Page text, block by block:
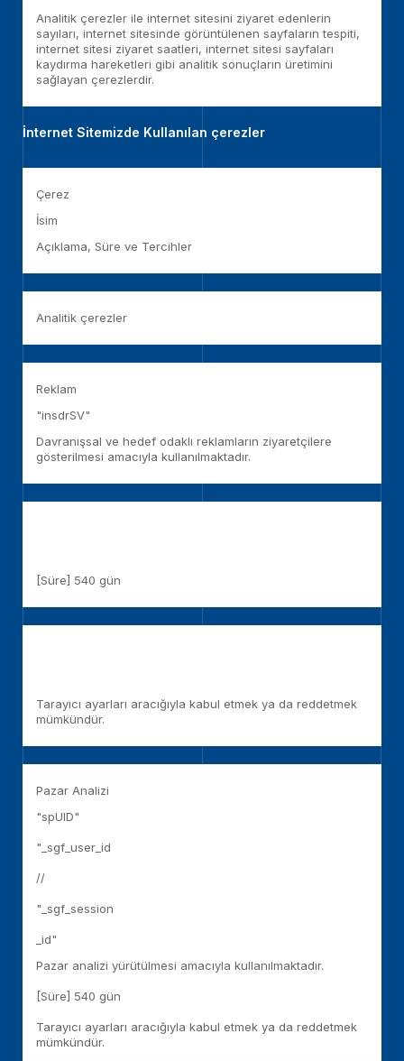
Analitik çerezler ile internet sitesini ziyaret edenlerin
sayıları, internet sitesinde görüntülenen sayfaların tespiti,
internet sitesi ziyaret saatleri, internet sitesi sayfaları
kaydırma hareketleri gibi analitik sonuçların üretimini
sağlayan çerezlerdir.
İnternet Sitemizde Kullanılan çerezler
Çerez
İsim
Açıklama, Süre ve Tercihler
Analitik çerezler
Reklam
"insdrSV"
Davranışsal ve hedef odaklı reklamların ziyaretçilere
gösterilmesi amacıyla kullanılmaktadır.
[Süre] 540 gün
Tarayıcı ayarları aracığıyla kabul etmek ya da reddetmek
mümkündür.
Pazar Analizi
"spUID"
"_sgf_user_id
//
"_sgf_session
_id"
Pazar analizi yürütülmesi amacıyla kullanılmaktadır.
[Süre] 540 gün
Tarayıcı ayarları aracığıyla kabul etmek ya da reddetmek
mümkündür.